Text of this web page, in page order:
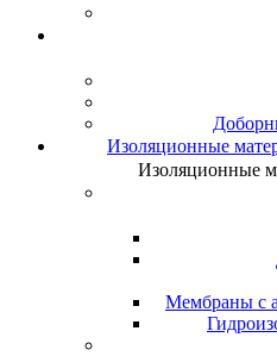
Изоляционные
Изоляционные
Мембраны с